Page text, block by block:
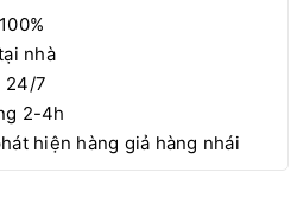
nhà
24/7
2-4h
hiện hàng giả hàng nhái